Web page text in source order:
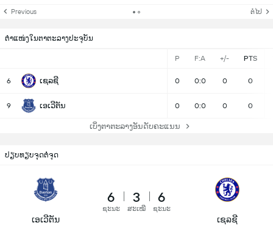
Previous ຕໍ່ໄປ
ຕຳແໜ່ງໃນຕາຕະລາງປະຈຸບັນ
P F:A +/- PTS
6 ເຊລຊີ 0 0:0 0 0
9 ເອເວີຕັນ 0 0:0 0 0
ເບິ່ງຕາຕະລາງອັນດັບຄະແນນ
ປຽບທຽບຈຸດຕໍ່ຈຸດ
ເອເວີຕັນ
6
ຊະນະ
3
ສະເໝີ
6
ຊະນະ
ເຊລຊີ